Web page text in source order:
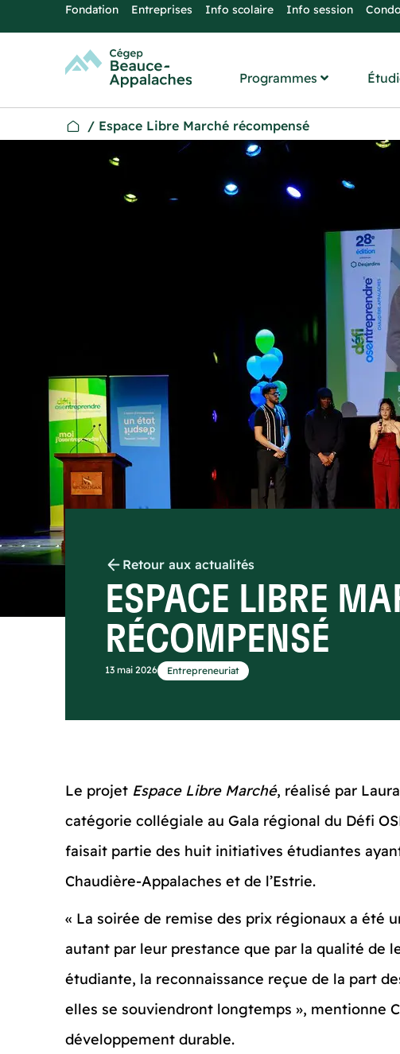
Fondation Entreprises Info scolaire Info session
Programmes
/ Espace Libre Marché récompensé
Retour aux actualités
ESPACE LIBRE
RÉCOMPENSÉ
13 mai 2026 Entrepreneuriat
Le projet Espace Libre Marché, réalisé par
catégorie collégiale au Gala régional du Défi
faisait partie des huit initiatives étudiantes
Chaudière-Appalaches et de l’Estrie.
« La soirée de remise des prix régionaux a été
autant par leur prestance que par la qualité de
étudiante, la reconnaissance reçue de la part
elles se souviendront longtemps », mentionne
développement durable.